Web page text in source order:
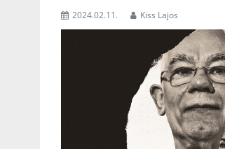
2024.02.11. Kiss Lajos